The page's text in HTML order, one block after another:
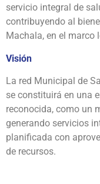
servicio integral de
contribuyendo al
Machala, en el marco
Visión
La red Municipal de
se constituirá en una
reconocida, como un
generando servicios
planificada con
de recursos.